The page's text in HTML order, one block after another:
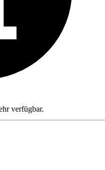
verfügbar.